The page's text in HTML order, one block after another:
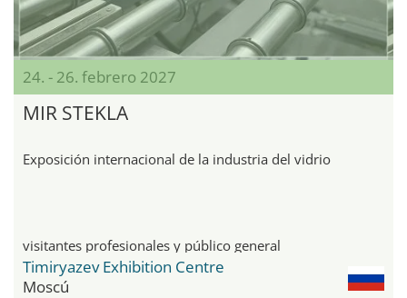
24. - 26. febrero 2027
MIR STEKLA
Exposición internacional de la industria del vidrio
visitantes profesionales y público general
Timiryazev Exhibition Centre
Moscú